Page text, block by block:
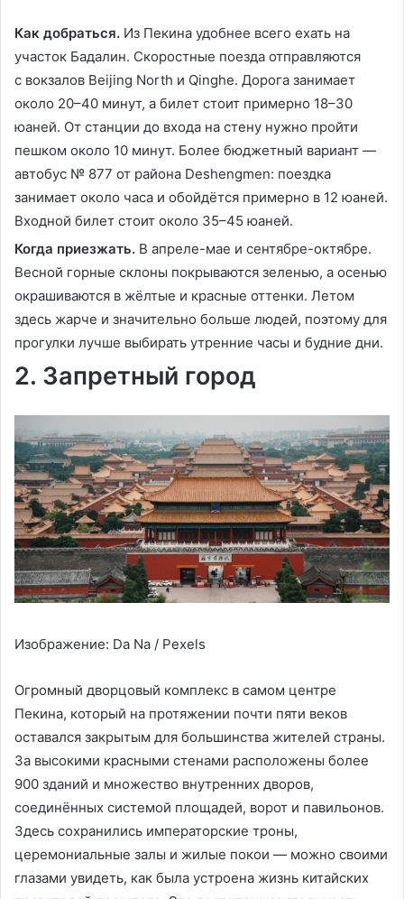
Как добраться. Из Пекина удобнее всего ехать на
участок Бадалин. Скоростные поезда отправляются
с вокзалов Beijing North и Qinghe. Дорога занимает
около 20–40 минут, а билет стоит примерно 18–30
юаней. От станции до входа на стену нужно пройти
пешком около 10 минут. Более бюджетный вариант —
автобус № 877 от района Deshengmen: поездка
занимает около часа и обойдётся примерно в 12 юаней.
Входной билет стоит около 35–45 юаней.
Когда приезжать. В апреле-мае и сентябре-октябре.
Весной горные склоны покрываются зеленью, а осенью
окрашиваются в жёлтые и красные оттенки. Летом
здесь жарче и значительно больше людей, поэтому для
прогулки лучше выбирать утренние часы и будние дни.
2. Запретный город
Изображение: Da Na / Pexels
Огромный дворцовый комплекс в самом центре
Пекина, который на протяжении почти пяти веков
оставался закрытым для большинства жителей страны.
За высокими красными стенами расположены более
900 зданий и множество внутренних дворов,
соединённых системой площадей, ворот и павильонов.
Здесь сохранились императорские троны,
церемониальные залы и жилые покои — можно своими
глазами увидеть, как была устроена жизнь китайских